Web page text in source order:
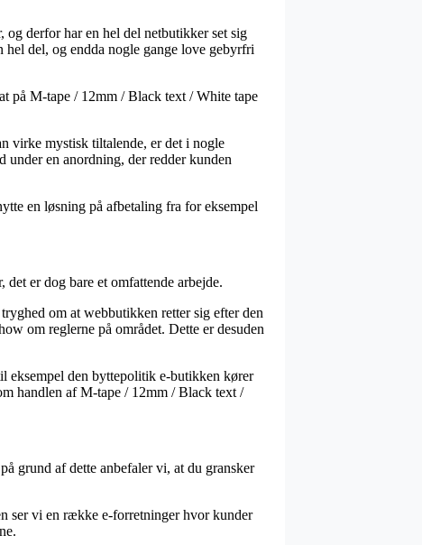
derfor har en hel del netbutikker set sig
del, og endda nogle gange love gebyrfri
på M-tape / 12mm / Black text / White tape
virke mystisk tiltalende, er det i nogle
en anordning, der redder kunden
en løsning på afbetaling fra for eksempel
er dog bare et omfattende arbejde.
om at webbutikken retter sig efter den
om reglerne på området. Dette er desuden
eksempel den byttepolitik e-butikken kører
handlen af M-tape / 12mm / Black text /
grund af dette anbefaler vi, at du gransker
ser vi en række e-forretninger hvor kunder